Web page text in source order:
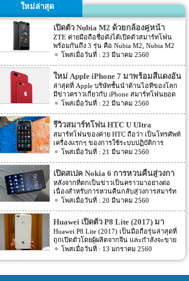
ใหม่ล่าสุด
เปิดตัว Nubia M2 ด้วยกล้องคู่หน้า
ZTE ค่ายมือถือชื่อดังได้เปิดตัวสมาร์ทโฟน
พร้อมกันถึง 3 รุ่น คือ Nubia M2, Nubia M2
Lite และ Nubia N2 ซึ่งแต่ละรุ่นก็มีความน่า
นี้เราจะมารีวิวให้ท่านได้รู้จักกับ Nubia M2
ที่มีจุดขายตรงกล้องหน้าที่มาเป็นคู่ นอกจาก
กล้องหน้าที่มาเป็นคู่แล้วยังมีส่วนอื่นๆ ที่น่า
สนใจอีก Nubia M2 ใช้กล้องหน้าแบบคู่ที่มี
ความละเอียดสูงถึง 13MP มีรูรับแสง f 2.2
กล้องหน้าสำหรับการเซลฟี่มีความละเอียด
16MP พร้อมกับรูรับแสง f/2.0 กล้องหน้า
สามารถจับภาพได้กว้างถึง 80 องศา นั้นจะ
ทำให้การถ่ายรูปเซลฟี่ได้กว้างมากยิ่งขึ้น
หน้าจอเป็นแบบ AMOLED มีความละเอียดสูง
ถึง 1080p ขนาด 5.5 นิ้ว ระบบประมวลผล
การทำงานจะเป็นชิปเซ็ต Snapdragon 625
เป็นชิปประมวลผลของ Qualcomm ใช้ RAM
4GB หน่วยความจำมีให้เลือกอยู่ 2 ขนาด คือ
[…]
23 มีนาคม 2560
ใหม่ Apple iPhone 7 มาพร้อมสีแดงอัน
ร้อนแรง
ล่าสุดที่ Apple บริษัทชั้นนำด้านไอทีของโลก
มีข่าวคราวเกี่ยวกับ iPhone สมาร์ทโฟนยอด
ฮิตในประเทศไทยและทั่วโลก และในช่วงที่
อาจจะพลาดโอกาสได้สัมผัสเทคโนโลยีอัน
ทันสมัยในคราวนั้น แต่ก็ถือว่า เป็นความโชค
ดีที่คุณกำลังจะได้สัมผัสกับ iPhone 7 ที่มา
พร้อมการออกแบบสีของบอดี้ด้วยสีแดงอัน
ร้อนแรง เร้าใจแบบสุดๆ ทำให้สาวกของ
Apple กระเป๋าสั่นกันเลยทีเดียว การออกแบบ
iPhone 7 สีแดง ได้แรงบันดาลใจมาจากการ
กุศลของ iGadget ซึ่งปกติแล้ว การปรับแต่ง
Apple จะให้บริษัทข้างนอกช่วยในการปรับ
แต่งให้ แต่บอดี้นี้สีนี้ Apple ลงแรงปรับแต่งเอง
สีแดงอันร้อนแรง Apple จะจับความร้อนแรง
ลงไปใน iPhone 7 และ iPhone 7 Plus ทาง
บริษัท Apple ได้กำหนดวันจำหน่ายในวันศุกร์
ที่ 24 มีนาคม 2560 ที่จะถึงนี้ เวลาในการเปิด
ขายเป็นเวลาช่วงเช้าประมาณ 8.01 น. (เป็น
เวลาในฝั่งประเทศแถบแปซิฟิก) การเปิดตัว
22 มีนาคม 2560
รีวิวสมาร์ทโฟน HTC U Ultra
สมาร์ทโฟนของค่าย HTC ถือว่า เป็นโทรศัพท์
เครื่องแรกๆ ของการใช้ระบบปฏิบัติการ
Android หลายคนน่าจะจำได้ ในช่วงนั้นมี
Bird ที่ฮิตกันทั่วบ้านทั่วเมือง สมาร์ทโฟนหนึ่ง
ในที่สามารถเล่นเกมส์ Angry Bird นี้ได้ ก็คือ
สมาร์ทโฟนจากค่าย HTC หลังจากนั้น HTC
ก็ได้มีการพัฒนาสมาร์ทโฟนขึ้นมาอีก
มากมาย ล่าสุดได้เตรียมปล่อยรุ่นใหม่ อย่าง
HTC U Ultra HTC U Ultra มาพร้อมกับหน้า
จอ Super LCD5 มีขนาด 5.7 นิ้ว หน้าจอเป็น
แบบ Gorilla Glass 5 ซึ่งเป็นหน้าจอใหม่ที่
สามารถป้องกันรอยขีดข่วนได้ ความละเอียด
ของภาพสูงถึง 1,040 X 2,560 พิกเซล
(513ppi) ใช้ชิปประมวลผล Snapdragon 820
ที่มีความเร็วให้เลือกถึง 2 แบบ คือ 2.15GHz
21 มีนาคม 2560
เปิดสเปค Nokia 6 การหวนคืนสู่วงกา
รสมาร์ทโฟน
หลังจากที่ตกเป็นข่าวเป็นคราวมาอย่างต่อ
เนื่องสำหรับการหวนคืนกลับสู่วงการสมาร์ท
โฟน อย่างสมาร์ทโฟนในแบรนด์ Nokia ครั้ง
เอาสมาร์ทโฟนรุ่นนี้ไปทดสอบในห้องปฏิบัติ
การ Nokia 6 เปิดตัวรุ่นแรกภายใต้ชื่อรุ่น TA-
1000 ซึ่งจะมีความน่าสนใจทั้งในเรื่องของ
ซอฟต์แวร์และวัสดุอุปกรณ์ที่นำมาผลิตต่างๆ
Nokia 6 ไม่ได้เป็นสมาร์ทโฟนระดับสูง แต่จะ
เป็นสมาร์ทโฟนราคากลางๆ ที่เตรียมตัวจะมา
ประเทศไทยและในต่างประเทศ ถึงแม้ว่า
20 มีนาคม 2560
Huawei เปิดตัว P8 Lite (2017) มา
พร้อมหน้าจอ 1080p ชิพเซ็ท Kirin
655
Huawei P8 Lite (2017) เป็นมือถือรุ่นล่าสุดที่
ถูกเปิดตัวโดยผู้ผลิตจากจีน และกำลังจะขาย
ในตลาดยุโรปบางประเทศในเร็วๆ นี้ แต่การ
แล้ว แม้กระทั่งตอนนี้ P9 Lite ถูกพัฒนาให้ดี
13 มกราคม 2560